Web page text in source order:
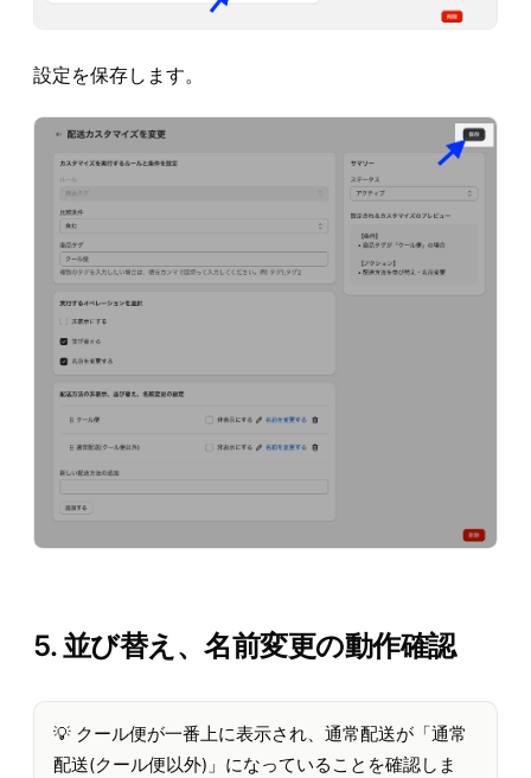
設定を保存します。
5. 並び替え、名前変更の動作確認
💡 クール便が一番上に表示され、通常配送が「通常
配送(クール便以外)」になっていることを確認しま